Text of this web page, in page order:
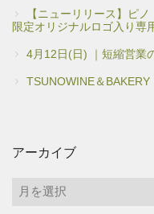
【ニューリリース】ピ
限定オリジナルロゴ入り
4月12日(日) ｜短縮営業
TSUNOWINE＆BAKERY
アーカイブ
ア